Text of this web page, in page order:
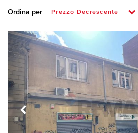
Ordina per